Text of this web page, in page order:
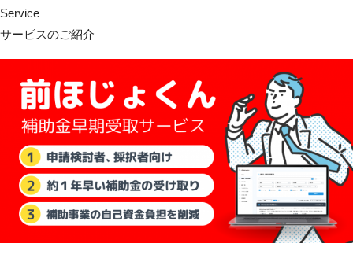
Service
サービスのご紹介